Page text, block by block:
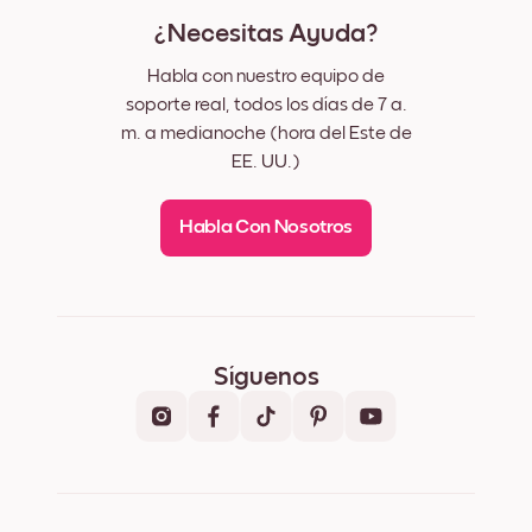
¿Necesitas Ayuda?
Habla con nuestro equipo de
soporte real, todos los días de 7 a.
m. a medianoche (hora del Este de
EE. UU.)
Habla Con Nosotros
Síguenos